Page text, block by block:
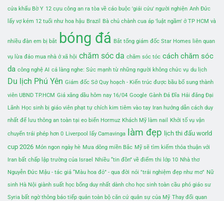
cửa khẩu Bờ Y 12 cựu công an ra tòa về cáo buộc 'giải cứu' người nghiện Anh Đức
lấy vợ kém 12 tuổi như hoa hậu Brazil Bà chủ chành cua áp 'luật ngầm' ở TP HCM và
nhiều đàn em bị bắt bóng đá Bắt tổng giám đốc Star Homes liên quan
vụ lừa đảo mua nhà ở xã hội chăm sóc da chăm sóc tóc cách chăm sóc
da công nghệ AI cả làng nghe: Sức mạnh từ những người không chức vụ du lịch
Du lịch Phú Yên Giám đốc Sở Quy hoạch - Kiến trúc được bầu bổ sung thành
viên UBND TP.HCM Giá xăng dầu hôm nay 16/04 Google Gành Đá Đĩa Hải đăng Đại
Lãnh Học sinh bị giáo viên phạt tự chích kim tiêm vào tay Iran hướng dẫn cách duy
nhất để lưu thông an toàn tại eo biển Hormuz Khách Mỹ làm nail Khởi tố vụ vận
chuyển trái phép hơn 0 Liverpool lấy Camavinga làm đẹp lịch thi đấu world
cup 2026 Món ngon ngày hè Mưa dông miền Bắc Mỹ sẽ tìm kiếm thỏa thuận với
Iran bất chấp lập trường của Israel
Nhiều “tin đồn” về điểm thi lớp 10 Nhà thơ
Nguyễn Đức Mậu - tác giả “Màu hoa đỏ” - qua đời nói "trải nghiệm đẹp như mơ" Nữ
sinh Hà Nội giành suất học bổng duy nhất dành cho học sinh toàn cầu phó giáo sư
Syria bất ngờ thông báo tiếp quản toàn bộ căn cứ quân sự của Mỹ Thay đổi quan